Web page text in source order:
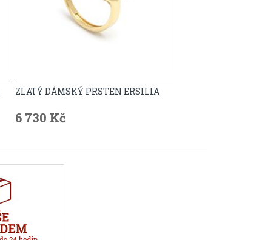
ZLATÝ DÁMSKÝ PRSTEN ERSILIA
6 730 Kč